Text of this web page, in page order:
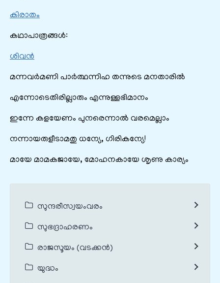
കിരാതം
കഥാപാത്രങ്ങൾ:
ശിവൻ
മന്നവർമണി പാർത്ഥന്നിഹ തന്നുടെ മനതാരിൽ
എന്നോടെതിരില്ലാരും എന്നുള്ളഭിമാനം
ഇന്നേ കളയേണം പുനരെന്നാൽ വരമെല്ലാം
നന്നായരുളീടാമതു ധന്യേ, ഗിരികന്യേ!
മായേ മാമകജായേ, മോഹനകായേ ശൃണു കാര്യം
സുന്ദരീസ്വയംവരം
സുഭദ്രാഹരണം
രാജസൂയം (വടക്കൻ)
യുദ്ധം